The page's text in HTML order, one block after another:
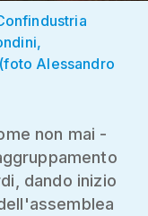
Alessandro
non mai -
dando inizio